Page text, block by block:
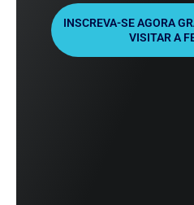
INSCREVA-SE AGORA
VISITAR A